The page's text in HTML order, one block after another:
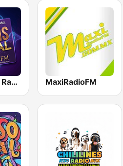
Extasis Web Radio MaxiRadioFM